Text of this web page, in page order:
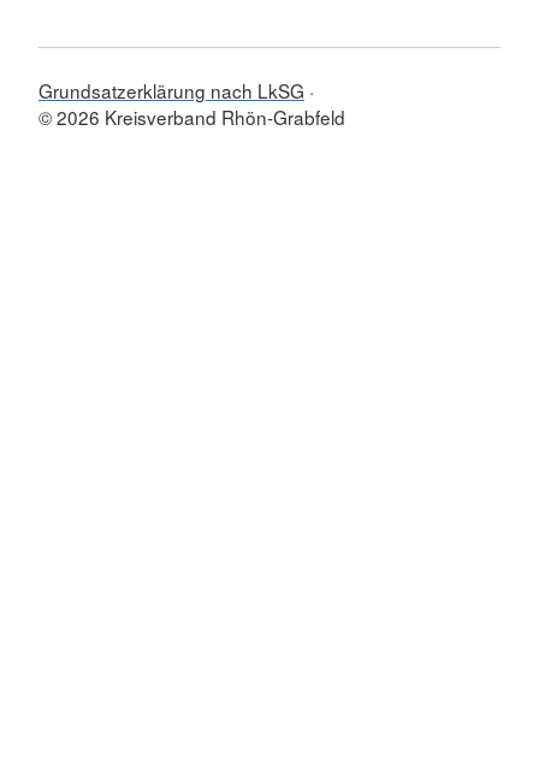
Grundsatzerklärung nach LkSG
© 2026 Kreisverband Rhön-Grabfeld